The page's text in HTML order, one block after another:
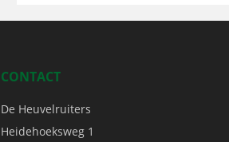
CONTACT
De Heuvelruiters
Heidehoeksweg 1